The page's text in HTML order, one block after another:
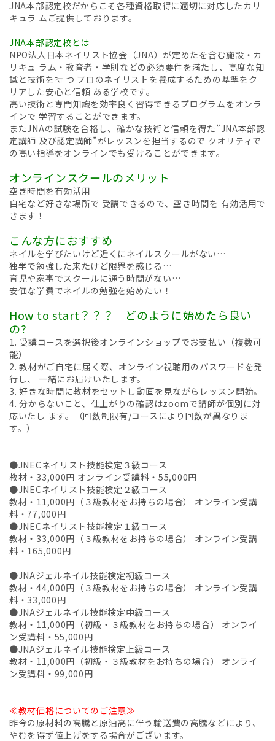
JNA本部認定校だからこそ各種資格取得に適切に対応したカリ
キュラ ムご提供しております。
JNA本部認定校とは
NPO法人日本ネイリスト協会（JNA）が定めたを含む施設・カ
リキュ ラム・教育者・学則などの必須要件を満たし、高度な知
識と技術を持 つ プロのネイリストを養成するための基準をク
リアした安心と信頼 ある学校です。
高い技術と専門知識を効率良く習得できるプログラムをオンラ
インで 学習することができます。
またJNAの試験を合格し、確かな技術と信頼を得た”JNA本部認
定講師 及び認定講師”がレッスンを担当するので クオリティで
の高い指導をオンラインでも受けることができます。
オンラインスクールのメリット
空き時間を有効活用
自宅など好きな場所で 受講できるので、空き時間を 有効活用で
きます！
こんな方におすすめ
ネイルを学びたいけど近くにネイルスクールがない…
独学で勉強した来たけど限界を感じる…
育児や家事でスクールに通う時間がない…
安価な学費でネイルの勉強を始めたい！
How to start？？？ どのように始めたら良い
の?
1. 受講コースを選択後オンラインショップでお支払い（複数可
能）
2. 教材がご自宅に届く際、オンライン視聴用のパスワードを発
行し、 一緒にお届けいたします。
3. 好きな時間に教材をセットし動画を見ながらレッスン開始。
4. 分からないこと、仕上がりの確認はzoomで講師が個別に対
応いたし ます。（回数制限有/コースにより回数が異なりま
す。）
●JNECネイリスト技能検定３級コース
教材・33,000円 オンライン受講料・55,000円
●JNECネイリスト技能検定２級コース
教材・11,000円（３級教材をお持ちの場合） オンライン受講
料・77,000円
●JNECネイリスト技能検定１級コース
教材・33,000円（３級教材をお持ちの場合） オンライン受講
料・165,000円
●JNAジェルネイル技能検定初級コース
教材・44,000円（３級教材をお持ちの場合） オンライン受講
料・33,000円
●JNAジェルネイル技能検定中級コース
教材・11,000円（初級・３級教材をお持ちの場合） オンライ
ン受講料・55,000円
●JNAジェルネイル技能検定上級コース
教材・11,000円（初級・３級教材をお持ちの場合） オンライ
ン受講料・99,000円
≪教材価格についてのご注意≫
昨今の原材料の高騰と原油高に伴う輸送費の高騰などにより、
やむを得ず値上げをする場合がございます。